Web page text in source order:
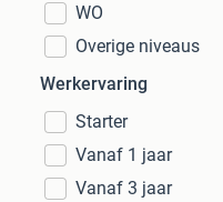
WO
Overige niveaus
Werkervaring
Starter
Vanaf 1 jaar
Vanaf 3 jaar